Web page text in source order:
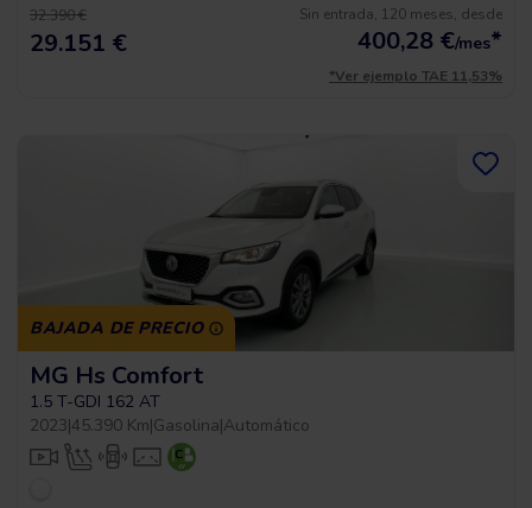
32.390 €
29.151 €
Sin entrada, 120 meses, desde
400,28 €/mes*
*Ver ejemplo TAE 11,53%
BAJADA DE PRECIO
MG Hs Comfort
1.5 T-GDI 162 AT
2023|45.390 Km|Gasolina|Automático